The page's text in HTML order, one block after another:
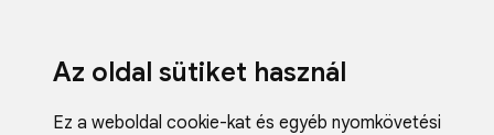
Az oldal sütiket használ
Ez a weboldal cookie-kat és egyéb nyomkövetési